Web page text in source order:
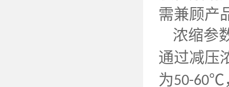
需兼顾产
浓缩参
通过减压
为50-60℃